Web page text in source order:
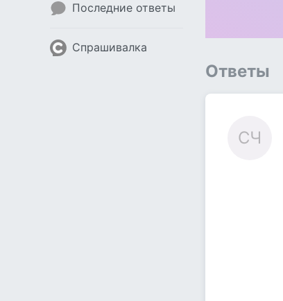
Последние ответы
Спрашивалка
Ответы
СЧ